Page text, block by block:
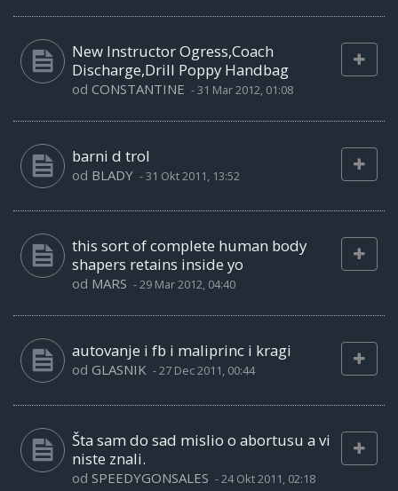
New Instructor Ogress,Coach
Discharge,Drill Poppy Handbag
od CONSTANTINE -31 Mar 2012, 01:08
barni d trol
od BLADY -31 Okt 2011, 13:52
this sort of complete human body
shapers retains inside yo
od MARS -29 Mar 2012, 04:40
autovanje i fb i maliprinc i kragi
od GLASNIK -27 Dec 2011, 00:44
Šta sam do sad mislio o abortusu a vi
niste znali.
od SPEEDYGONSALES -24 Okt 2011, 02:18